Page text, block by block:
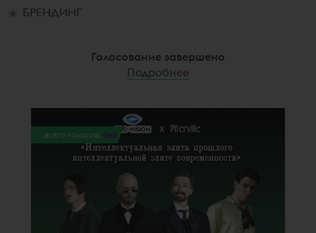
БРЕНДИНГ
Голосование завершено
Подробнее
всего голосов: 1242